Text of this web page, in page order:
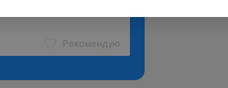
Рекомендую